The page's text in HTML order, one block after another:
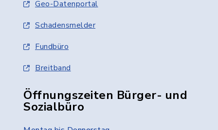
Geo-Datenportal
Schadensmelder
Fundbüro
Breitband
Öffnungszeiten Bürger- und
Sozialbüro